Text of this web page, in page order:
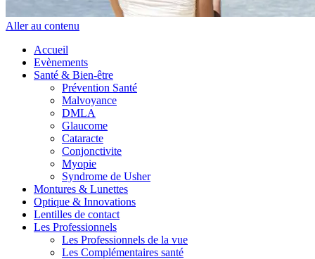
Aller au contenu
Accueil
Evènements
Santé & Bien-être
Prévention Santé
Malvoyance
DMLA
Glaucome
Cataracte
Conjonctivite
Myopie
Syndrome de Usher
Montures & Lunettes
Optique & Innovations
Lentilles de contact
Les Professionnels
Les Professionnels de la vue
Les Complémentaires santé